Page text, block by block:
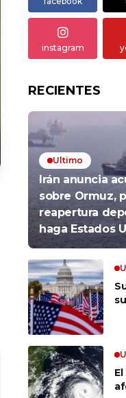
instagram
RECIENTES
Ultimo
Irán anuncia
sobre Ormuz,
reapertura
haga Estados